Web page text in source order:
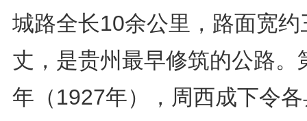
城路全长10余公里，路面宽约
丈，是贵州最早修筑的公路。
年（1927年），周西成下令